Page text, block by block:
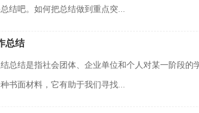
结吧。如何把总结做到重点突...
总结
总结是指社会团体、企业单位和个人对某一阶段的
书面材料，它有助于我们寻找...